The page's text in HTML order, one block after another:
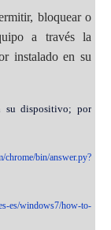
bloquear o
a través la
instalado en su
su dispositivo; por
chrome/bin/answer.py?
es/windows7/how-to-